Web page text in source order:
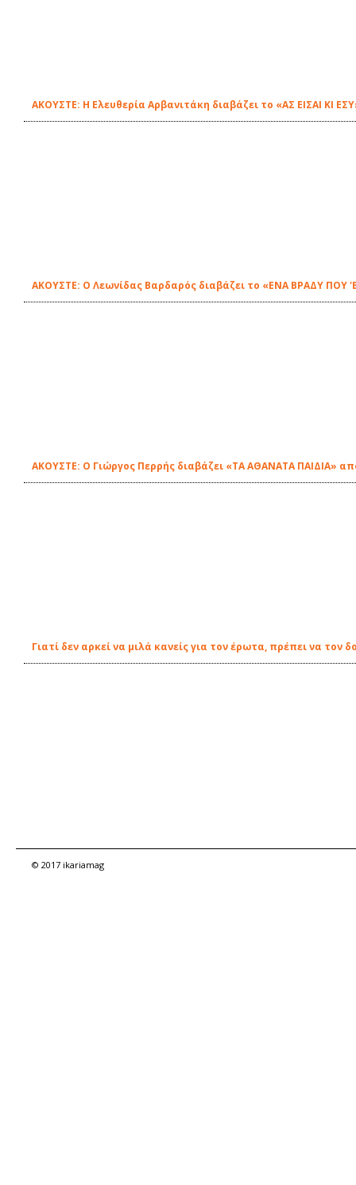
ΑΚΟΥΣΤΕ: H Ελευθερία Αρβανιτάκη διαβάζει το «ΑΣ ΕΙΣΑΙ ΚΙ
ΑΚΟΥΣΤΕ: Ο Λεωνίδας Βαρδαρός διαβάζει το «ΕΝΑ ΒΡΑΔΥ ΠΟΥ
ΑΚΟΥΣΤΕ: Ο Γιώργος Περρής διαβάζει «ΤΑ ΑΘΑΝΑΤΑ ΠΑΙΔΙΑ»
Γιατί δεν αρκεί να μιλά κανείς για τον έρωτα, πρέπει να τον
© 2017 ikariamag